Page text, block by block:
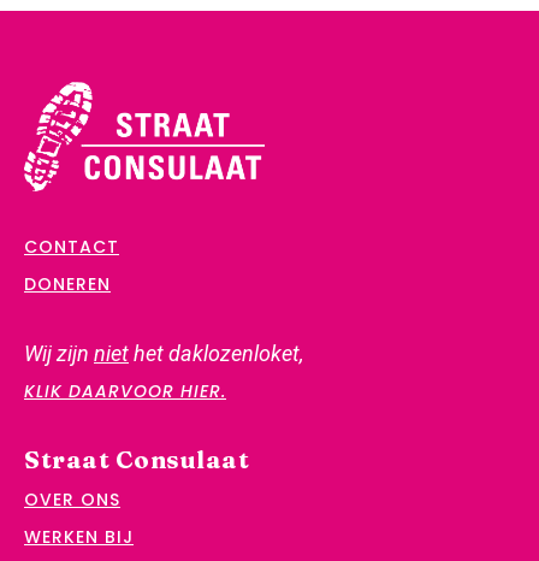
CONTACT
DONEREN
Wij zijn niethet daklozenloket,
KLIK DAARVOOR HIER.
Straat Consulaat
OVER ONS
WERKEN BIJ